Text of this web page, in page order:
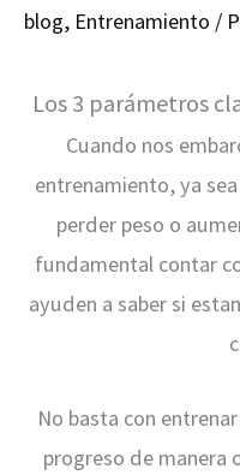
blog, Entrenamiento /
Los 3 parámetros
Cuando nos
entrenamiento, ya
perder peso o
fundamental contar
ayuden a saber si
No basta con
progreso de manera